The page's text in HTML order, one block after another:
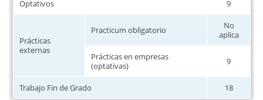
Optativos 9
Prácticas
externas
Practicum obligatorio
No
aplica
Prácticas en empresas
(optativas)
9
Trabajo Fin de Grado 18